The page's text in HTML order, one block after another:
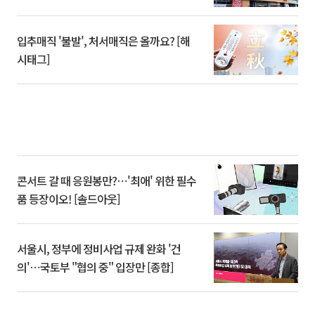
입추매직 '불발', 처서매직은 올까요? [해
시태그]
콘서트 갈 때 응원봉만?⋯'최애' 위한 필수
품 등장이오! [솔드아웃]
서울시, 정부에 정비사업 규제 완화 '건
의'⋯국토부 "협의 중" 입장만 [종합]